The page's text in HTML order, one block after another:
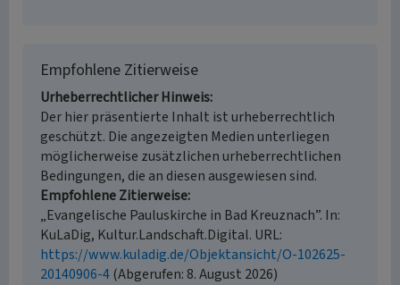
Empfohlene Zitierweise
Urheberrechtlicher Hinweis
Der hier präsentierte Inhalt ist urheberrechtlich
geschützt. Die angezeigten Medien unterliegen
möglicherweise zusätzlichen urheberrechtlichen
Bedingungen, die an diesen ausgewiesen sind.
Empfohlene Zitierweise
„Evangelische Pauluskirche in Bad Kreuznach”. In:
KuLaDig, Kultur.Landschaft.Digital. URL:
https://www.kuladig.de/Objektansicht/O-102625-
20140906-4(Abgerufen: 8. August 2026)